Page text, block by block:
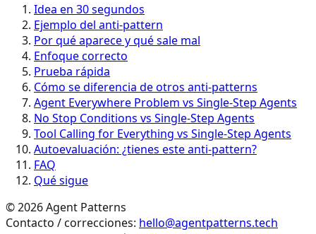
Idea en 30 segundos
Ejemplo del anti-pattern
Por qué aparece y qué sale mal
Enfoque correcto
Prueba rápida
Cómo se diferencia de otros anti-patterns
Agent Everywhere Problem vs Single-Step Agents
No Stop Conditions vs Single-Step Agents
Tool Calling for Everything vs Single-Step Agents
Autoevaluación: ¿tienes este anti-pattern?
FAQ
Qué sigue
©2026Agent Patterns
Contacto / correcciones: hello@agentpatterns.tech